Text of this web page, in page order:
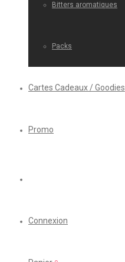
Bitters aromatiques
Packs
Cartes Cadeaux / Goodies
Promo
Connexion